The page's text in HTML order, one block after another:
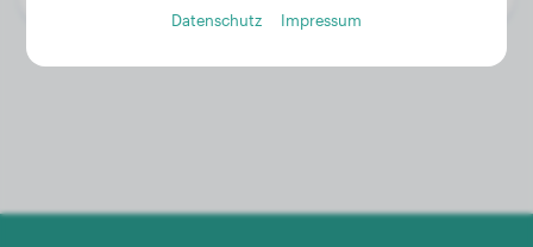
Datenschutz Impressum